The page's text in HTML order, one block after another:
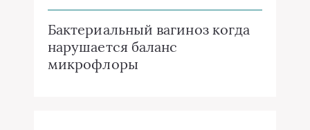
Бактериальный вагиноз когда
нарушается баланс
микрофлоры